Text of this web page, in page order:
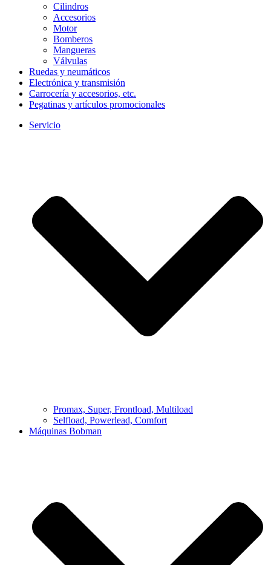
Cilindros
Accesorios
Motor
Bomberos
Mangueras
Válvulas
Ruedas y neumáticos
Electrónica y transmisión
Carrocería y accesorios, etc.
Pegatinas y artículos promocionales
Servicio
Promax, Super, Frontload, Multiload
Selfload, Powerlead, Comfort
Máquinas Bobman